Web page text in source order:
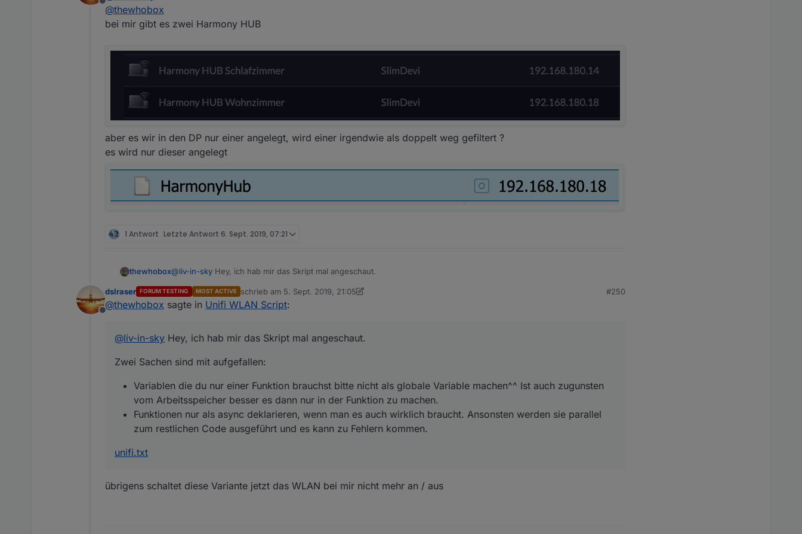
javascript.0	2019-09-05 22:30:51.531	error	^
javascript.0	2019-09-05 22:30:51.531	error	throw err;
Offline
@thewhobox
bei mir gibt es zwei Harmony HUB
aber es wir in den DP nur einer angelegt, wird einer irgendwie als doppelt weg gefiltert ?
es wird nur dieser angelegt
1 Antwort Letzte Antwort 6. Sept. 2019, 07:21
thewhobox@liv-in-sky Hey, ich hab mir das Skript mal angeschaut.
Zwei Sachen sind mit aufgefallen:
Funktionen nur als async deklarieren, wenn man es auch wirklich braucht. Ansonsten werden sie parallel zum
Offline
dslraser FORUM TESTING MOST ACTIVE schrieb am 5. Sept. 2019, 21:05
zuletzt editiert von dslraser9. Mai 2019, 23:20
#250
@thewhobox sagte in Unifi WLAN Script:
@liv-in-sky Hey, ich hab mir das Skript mal angeschaut.
Zwei Sachen sind mit aufgefallen:
Variablen die du nur einer Funktion brauchst bitte nicht als globale Variable machen^^ Ist auch zugunsten
vom Arbeitsspeicher besser es dann nur in der Funktion zu machen.
Funktionen nur als async deklarieren, wenn man es auch wirklich braucht. Ansonsten werden sie parallel
zum restlichen Code ausgeführt und es kann zu Fehlern kommen.
unifi.txt
übrigens schaltet diese Variante jetzt das WLAN bei mir nicht mehr an / aus